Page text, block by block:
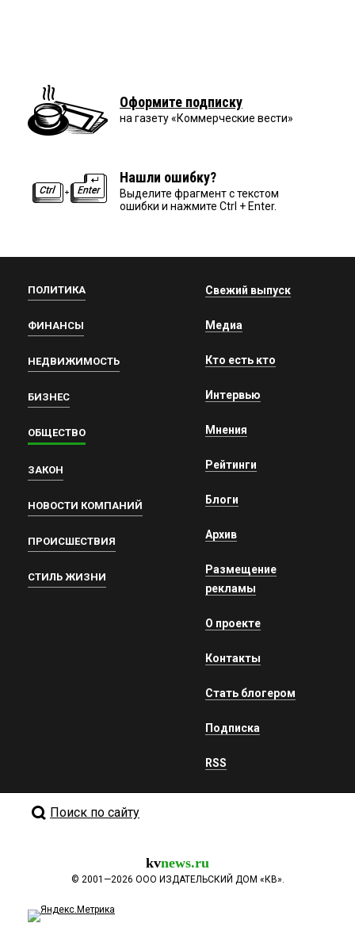
Оформите подписку
на газету «Коммерческие вести»
Нашли ошибку?
Выделите фрагмент с текстом
ошибки и нажмите Ctrl + Enter.
ПОЛИТИКА
ФИНАНСЫ
НЕДВИЖИМОСТЬ
БИЗНЕС
ОБЩЕСТВО
ЗАКОН
НОВОСТИ КОМПАНИЙ
ПРОИСШЕСТВИЯ
СТИЛЬ ЖИЗНИ
Свежий выпуск
Медиа
Кто есть кто
Интервью
Мнения
Рейтинги
Блоги
Архив
Размещение
рекламы
О проекте
Контакты
Стать блогером
Подписка
RSS
Поиск по сайту
kvnews.ru
© 2001—2026 ООО ИЗДАТЕЛЬСКИЙ ДОМ «КВ».